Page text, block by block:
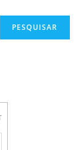
PESQUISAR